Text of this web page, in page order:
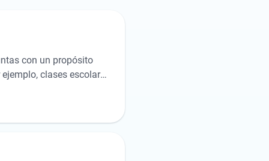
con un propósito
clases escolares